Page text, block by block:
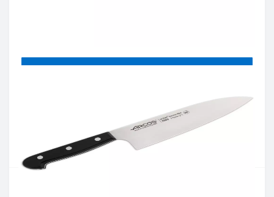
Введіть номер телефону і ми передзвонимо